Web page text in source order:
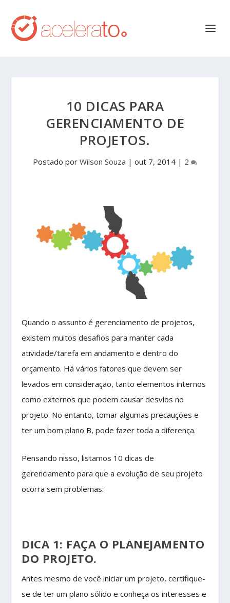
10 DICAS PARA
GERENCIAMENTO DE
PROJETOS.
Postado por Wilson Souza | out 7, 2014 | 2
Quando o assunto é gerenciamento de projetos,
existem muitos desafios para manter cada
atividade/tarefa em andamento e dentro do
orçamento. Há vários fatores que devem ser
levados em consideração, tanto elementos internos
como externos que podem causar desvios no
projeto. No entanto, tomar algumas precauções e
ter um bom plano B, pode fazer toda a diferença.
Pensando nisso, listamos 10 dicas de
gerenciamento para que a evolução de seu projeto
ocorra sem problemas:
DICA 1: FAÇA O PLANEJAMENTO
DO PROJETO.
Antes mesmo de você iniciar um projeto, certifique-
se de ter um plano sólido e conheça os interesses e